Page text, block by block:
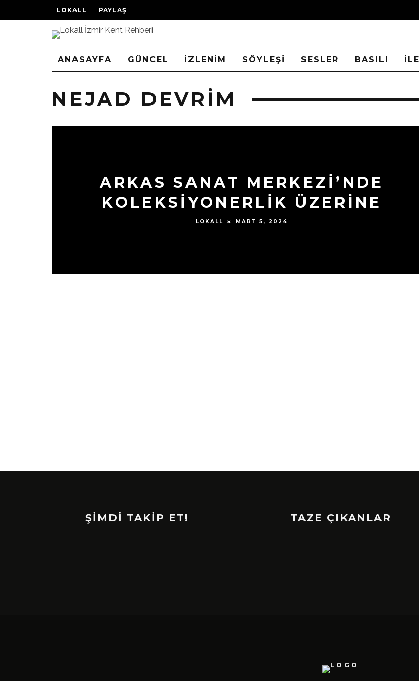
LOKALL PAYLAŞ
ANASAYFA GÜNCEL İZLENİM SÖYLEŞİ SESLER BASILI
NEJAD DEVRIM
ARKAS SANAT MERKEZİ’NDE
KOLEKSİYONERLİK ÜZERİNE
LOKALL MART 5, 2024
ŞİMDİ TAKİP ET! TAZE ÇIKANLAR